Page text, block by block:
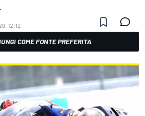
12:12
COME FONTE PREFERITA